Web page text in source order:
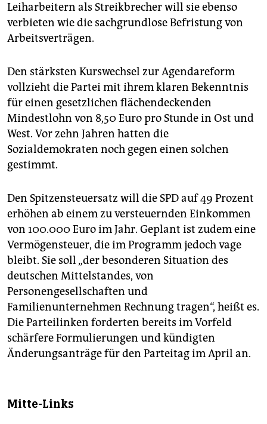
Leiharbeitern als Streikbrecher will sie ebenso
verbieten wie die sachgrundlose Befristung von
Arbeitsverträgen.
Den stärksten Kurswechsel zur Agendareform
vollzieht die Partei mit ihrem klaren Bekenntnis
für einen gesetzlichen flächendeckenden
Mindestlohn von 8,50 Euro pro Stunde in Ost und
West. Vor zehn Jahren hatten die
Sozialdemokraten noch gegen einen solchen
gestimmt.
Den Spitzensteuersatz will die SPD auf 49 Prozent
erhöhen ab einem zu versteuernden Einkommen
von 100.000 Euro im Jahr. Geplant ist zudem eine
Vermögensteuer, die im Programm jedoch vage
bleibt. Sie soll „der besonderen Situation des
deutschen Mittelstandes, von
Personengesellschaften und
Familienunternehmen Rechnung tragen“, heißt es.
Die Parteilinken forderten bereits im Vorfeld
schärfere Formulierungen und kündigten
Änderungsanträge für den Parteitag im April an.
Mitte-Links